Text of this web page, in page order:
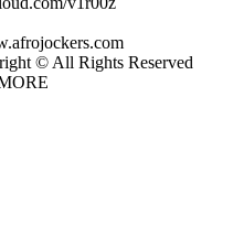
© All Rights Reserved